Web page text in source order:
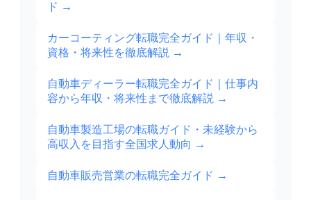
ド →
カーコーティング転職完全ガイド｜年収・
資格・将来性を徹底解説 →
自動車ディーラー転職完全ガイド｜仕事内
容から年収・将来性まで徹底解説 →
自動車製造工場の転職ガイド・未経験から
高収入を目指す全国求人動向 →
自動車販売営業の転職完全ガイド →